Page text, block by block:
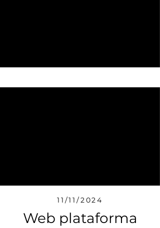
11/11/2024
Web plataforma